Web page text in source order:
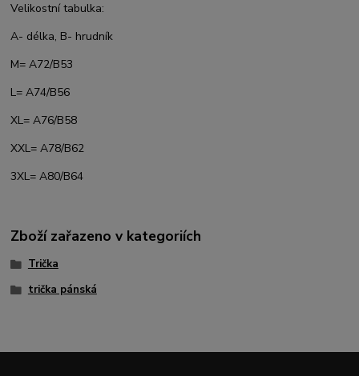
Velikostní tabulka:
A- délka, B- hrudník
M= A72/B53
L= A74/B56
XL= A76/B58
XXL= A78/B62
3XL= A80/B64
Zboží zařazeno v kategoriích
Trička
trička pánská